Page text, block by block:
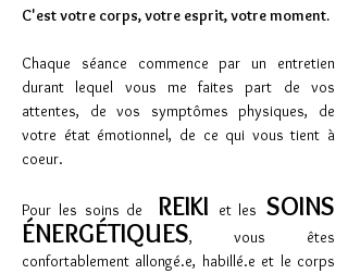
C'est votre corps, votre esprit, votre moment.
Chaque séance commence par un entretien
durant lequel vous me faites part de vos
attentes, de vos symptômes physiques, de
votre état émotionnel, de ce qui vous tient à
coeur.
Pour les soins de REIKI et les SOINS
ÉNERGÉTIQUES, vous êtes
confortablement allongé.e, habillé.e et le corps